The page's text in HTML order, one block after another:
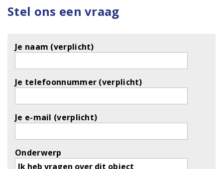
Stel ons een vraag
Je naam (verplicht)
Je telefoonnummer (verplicht)
Je e-mail (verplicht)
Onderwerp